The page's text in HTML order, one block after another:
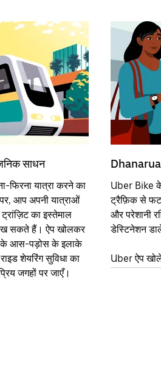
साधन
फिरना यात्रा करने का
आप अपनी यात्राओं
का इस्तेमाल
सकते हैं। ऐप खोलकर
आस-पड़ोस के इलाके
शेयरिंग सुविधा का
जगहों पर जाएँ।
Dhanarua
Uber Bike
ट्रैफ़िक से
और परेशानी
डेस्टिनेशन
Uber ऐप